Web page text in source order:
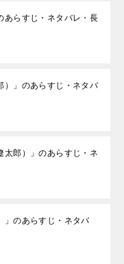
あらすじ・ネタバレ・長
）」のあらすじ・ネタバ
太郎）」のあらすじ・ネ
」のあらすじ・ネタバ